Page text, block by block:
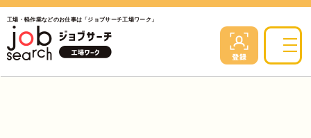
工場・軽作業などのお仕事は「ジョブサーチ工場ワーク」